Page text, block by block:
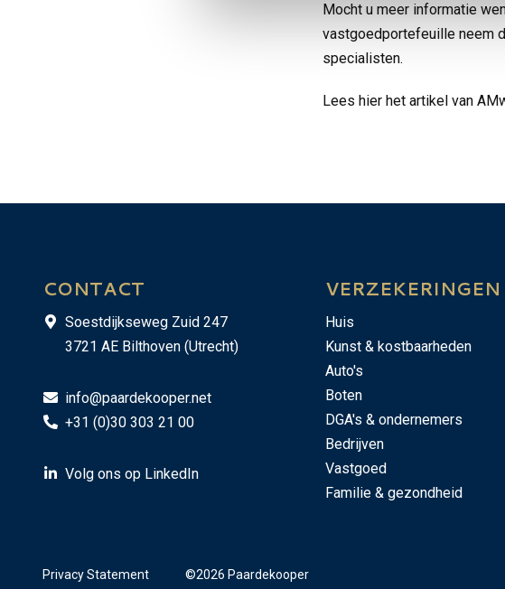
Mocht u meer informatie
vastgoedportefeuille neem
specialisten.
Lees hier het artikel van
CONTACT
Soestdijkseweg Zuid 247
3721 AE Bilthoven (Utrecht)
info@paardekooper.net
+31 (0)30 303 21 00
Volg ons op LinkedIn
VERZEKERINGEN
Huis
Kunst & kostbaarheden
Auto's
Boten
DGA's & ondernemers
Bedrijven
Vastgoed
Familie & gezondheid
Privacy Statement ©2026 Paardekooper